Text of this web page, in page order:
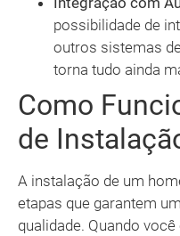
possibilidade de
outros sistemas
torna tudo ainda
Como
de
A instalação de um
etapas que garantem
qualidade. Quando